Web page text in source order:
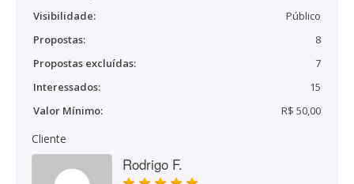
Visibilidade:
Público
Propostas:
8
Propostas excluídas:
7
Interessados:
15
Valor Mínimo:
R$ 50,00
Cliente
Rodrigo F.